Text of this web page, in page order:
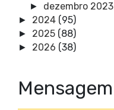
► dezembro 2023
► 2024 (95)
► 2025 (88)
► 2026 (38)
Mensagem